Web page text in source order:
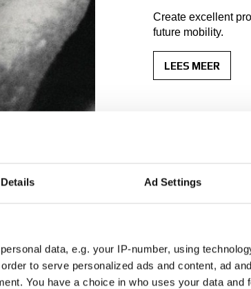
Details Ad Settings
data, e.g. your IP-number, using
to serve personalized ads and content, ad
You have a choice in who uses your data and
Create excellent
future mobility.
LEES MEER